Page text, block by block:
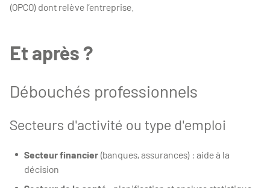
(OPCO) dont relève l’entreprise.
Et après ?
Débouchés professionnels
Secteurs d'activité ou type d'emploi
Secteur financier (banques, assurances) : aide à la
décision